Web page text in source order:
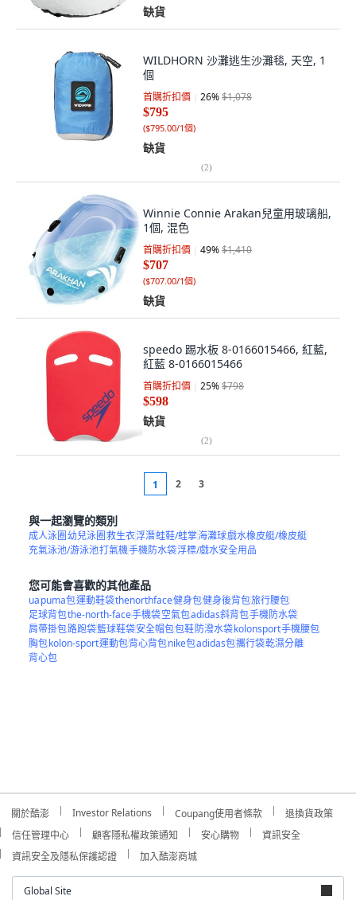
缺貨
WILDHORN 沙灘逃生沙灘毯, 天空, 1
個
首購折扣價 26%$1,078
$795
($795.00/1個)
缺貨
(2)
Winnie Connie Arakan兒童用玻璃船,
1個, 混色
首購折扣價 49%$1,410
$707
($707.00/1個)
缺貨
speedo 踢水板 8-0166015466, 紅藍,
紅藍 8-0166015466
首購折扣價 25%$798
$598
缺貨
(2)
1 2 3
與一起瀏覽的類別
成人泳圈幼兒泳圈救生衣浮潛蛙鞋/蛙掌海灘球戲水橡皮艇/橡皮艇
充氣泳池/游泳池打氣機手機防水袋浮標/戲水安全用品
您可能會喜歡的其他產品
uapuma包運動鞋袋thenorthface健身包健身後背包旅行腰包
足球背包the-north-face手機袋空氣包adidas斜背包手機防水袋
肩帶掛包路跑袋籃球鞋袋安全帽包包鞋防潑水袋kolonsport手機腰包
胸包kolon-sport運動包背心背包nike包adidas包攜行袋乾濕分離
背心包
關於酷澎 Investor Relations Coupang使用者條款
退換貨政策
信任管理中心
顧客隱私權政策通知 安心購物
資訊安全
資訊安全及隱私保護認證
加入酷澎商城
Global Site